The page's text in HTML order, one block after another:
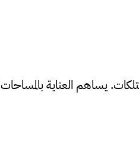
يساهم العناية بالمساحات